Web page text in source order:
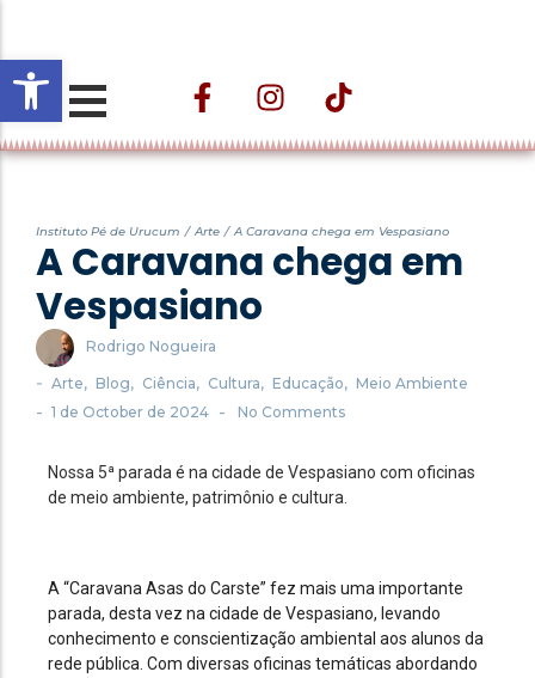
Open toolbar
Projeto ESTAÇÃO
Caminhos do Trem e
das Águas
Instituto Pé de Urucum / Arte / A Caravana chega em Vespasiano
A Caravana chega em
Vespasiano
Rodrigo Nogueira
- Arte, Blog, Ciência, Cultura, Educação, Meio Ambiente
- 1 de October de 2024 - No Comments
Nossa 5ª parada é na cidade de Vespasiano com oficinas
de meio ambiente, patrimônio e cultura.
A “Caravana Asas do Carste” fez mais uma importante
parada, desta vez na cidade de Vespasiano, levando
conhecimento e conscientização ambiental aos alunos da
rede pública. Com diversas oficinas temáticas abordando